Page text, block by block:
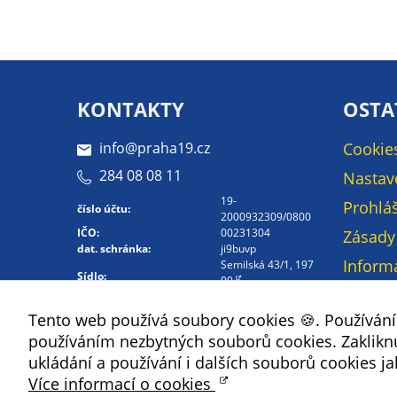
KONTAKTY
info@praha19.cz
284 08 08 11
číslo účtu:
19-
2000932309/0800
IČO:
00231304
dat. schránka:
ji9buvp
Sídlo:
Semilská 43/1, 197
00
Whistleblowing
Mapa
Tento web používá soubory cookies 🍪.
používáním nezbytných souborů cookies.
ukládání a používání i dalších souborů cookies
Více informací o cookies